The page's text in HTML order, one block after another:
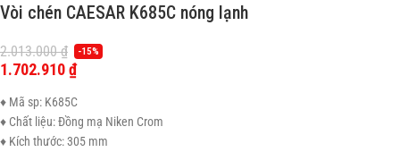
Vòi chén CAESAR K685C nóng lạnh
2.013.000₫ -15%
1.702.910₫
♦ Mã sp: K685C
♦ Chất liệu: Đồng mạ Niken Crom
♦ Kích thước: 305 mm